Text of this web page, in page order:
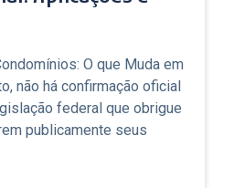
O que Muda em
não há confirmação oficial
federal que obrigue
publicamente seus